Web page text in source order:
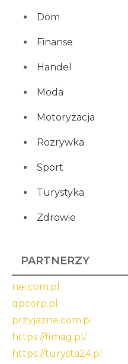
Dom
Finanse
Handel
Moda
Motoryzacja
Rozrywka
Sport
Turystyka
Zdrowie
PARTNERZY
nei.com.pl
qpcorp.pl
przyjazne.com.pl
https://fimag.pl/
https://turysta24.pl